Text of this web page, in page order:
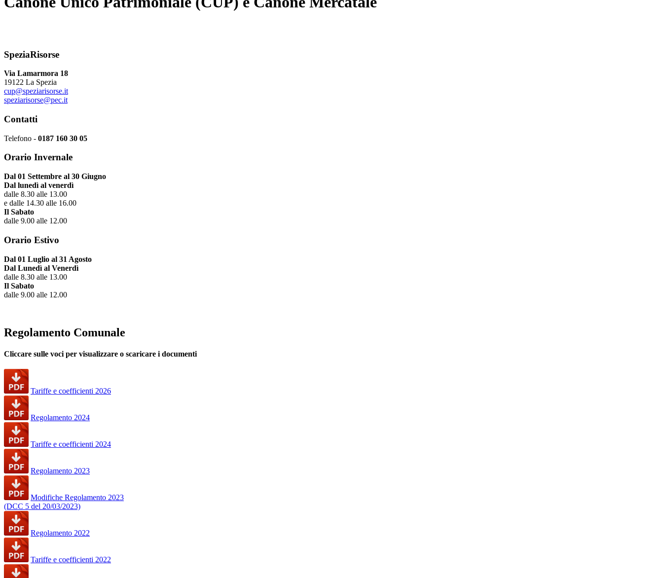
SpeziaRisorse
Via Lamarmora 18
19122 La Spezia
cup@speziarisorse.it
speziarisorse@pec.it
Contatti
Telefono - 0187 160 30 05
Orario Invernale
Dal 01 Settembre al 30 Giugno
Dal lunedì al venerdì
dalle 8.30 alle 13.00
e dalle 14.30 alle 16.00
Il Sabato
dalle 9.00 alle 12.00
Orario Estivo
Dal 01 Luglio al 31 Agosto
Dal Lunedì al Venerdì
dalle 8.30 alle 13.00
Il Sabato
dalle 9.00 alle 12.00
Regolamento Comunale
Cliccare sulle voci per visualizzare o scaricare i documenti
Tariffe e coefficienti 2026
Regolamento 2024
Tariffe e coefficienti 2024
Regolamento 2023
Modifiche Regolamento 2023
(DCC 5 del 20/03/2023)
Regolamento 2022
Tariffe e coefficienti 2022